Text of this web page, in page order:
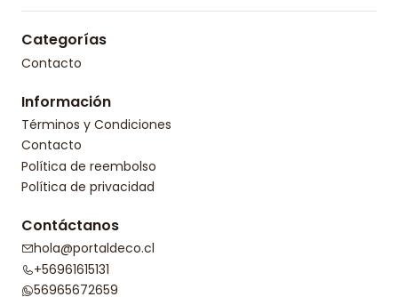
Categorías
Contacto
Información
Términos y Condiciones
Contacto
Política de reembolso
Política de privacidad
Contáctanos
hola@portaldeco.cl
+56961615131
56965672659